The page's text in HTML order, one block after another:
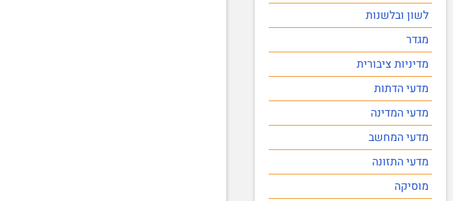
לשון ובלשנות
מגדר
מדיניות ציבורית
מדעי הדתות
מדעי המדינה
מדעי המחשב
מדעי התזונה
מוסיקה